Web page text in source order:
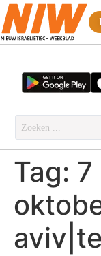
Tag: 7